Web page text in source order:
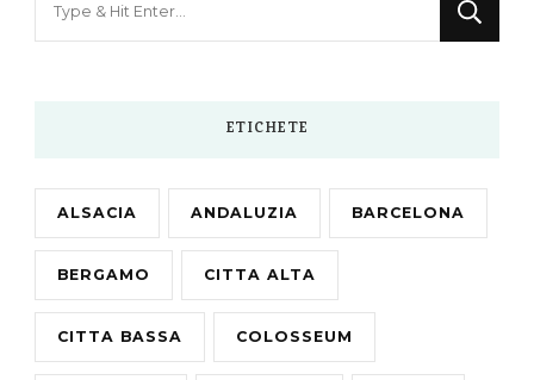
ETICHETE
ALSACIA ANDALUZIA BARCELONA
BERGAMO CITTA ALTA
CITTA BASSA COLOSSEUM